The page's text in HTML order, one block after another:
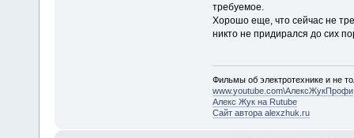
требуемое.
Хорошо еще, что сейчас не
никто не придирался до сих
Фильмы об электротехнике и не
www.youtube.com\АлексЖукПрофи
Алекс Жук на Rutube
Сайт автора alexzhuk.ru